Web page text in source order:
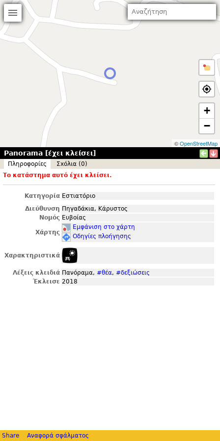
+
−
©OpenStreetMap
Panorama [έχει κλείσει]
Πληροφορίες
Σxόλια (0)
Το κατάστημα αυτό έχει κλείσει.
Κατηγορία Εστιατόριο
Διεύθυνση Πηγαδάκια, Κάρυστος
Νομός Ευβοίας
Χάρτης
Εμφάνιση στο χάρτη
Οδηγίες πλοήγησης
Χαρακτηριστικά
Λέξεις κλειδιά Πανόραμα, #θέα, #δεξιώσεις
Έκλεισε 2018
Share Αναφορά σφάλματος